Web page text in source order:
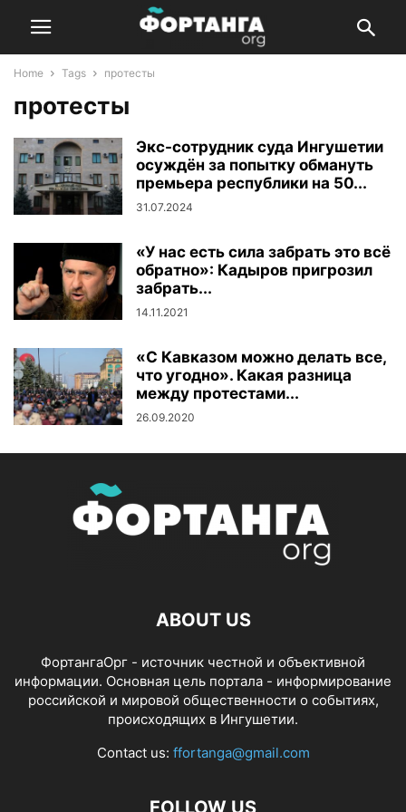
Home Tags протесты
протесты
Экс-сотрудник суда Ингушетии
осуждён за попытку обмануть
премьера республики на 50...
31.07.2024
«У нас есть сила забрать это всё
обратно»: Кадыров пригрозил
забрать...
14.11.2021
«С Кавказом можно делать все,
что угодно». Какая разница
между протестами...
26.09.2020
ABOUT US
ФортангаОрг - источник честной и объективной
информации. Основная цель портала - информирование
российской и мировой общественности о событиях,
происходящих в Ингушетии.
Contact us: ffortanga@gmail.com
FOLLOW US